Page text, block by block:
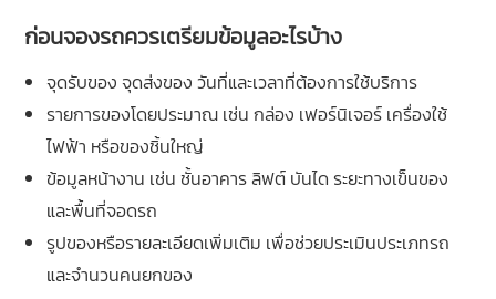
ก่อนจองรถควรเตรียมข้อมูลอะไรบ้าง
จุดรับของ จุดส่งของ วันที่และเวลาที่ต้องการใช้บริการ
รายการของโดยประมาณ เช่น กล่อง เฟอร์นิเจอร์ เครื่องใช้
ไฟฟ้า หรือของชิ้นใหญ่
ข้อมูลหน้างาน เช่น ชั้นอาคาร ลิฟต์ บันได ระยะทางเข็นของ
และพื้นที่จอดรถ
รูปของหรือรายละเอียดเพิ่มเติม เพื่อช่วยประเมินประเภทรถ
และจำนวนคนยกของ